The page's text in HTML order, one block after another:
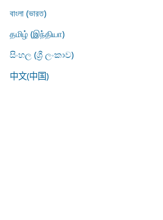
বাংলা (ভারত)
தமிழ் (இந்தியா)
සිංහල (ශ්‍රී ලංකාව)
中文(中国)